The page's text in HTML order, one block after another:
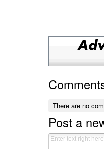
There are no
Post a